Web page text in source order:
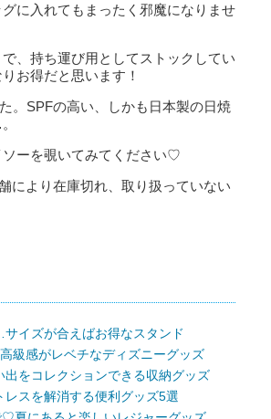
に入れてもまったく邪魔になりませ
、持ち運び用としてストックしてい
お得だと思います！
。SPFの高い、しかも日本製の日焼
ソーを覗いてみてください♡
により在庫切れ、取り扱っていない
イズが合えばお得なスタンド
級感がレベチなディズニーグッズ
をコレクションできる収納グッズ
スを解消する便利グッズ5選